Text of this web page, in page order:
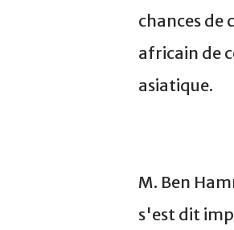
chances de
africain de
asiatique.
M. Ben
s'est dit